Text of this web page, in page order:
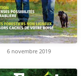
6 novembre 2019